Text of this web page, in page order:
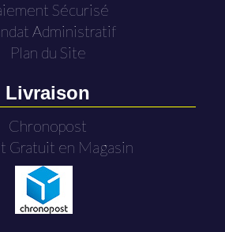
Sécurisé
Administratif
Plan du Site
Livraison
Chronopost
Gratuit en Magasin